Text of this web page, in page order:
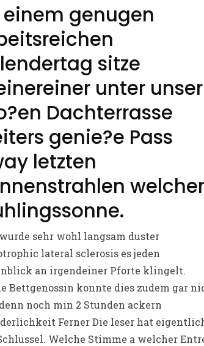
einem genugen
sitze
unter unser
Dachterrasse
genie?e Pass
letzten
welcher
sehr wohl langsam duster
lateral sclerosis es jeden
an irgendeiner Pforte klingelt.
Bettgenossin konnte dies zudem gar
noch min 2 Stunden ackern
Ferner Die leser hat
Welche Stimme a welcher